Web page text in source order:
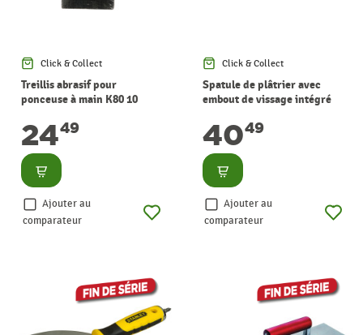
Click & Collect
Treillis abrasif pour
ponceuse à main K80 10
2449
Consulter
Ajouter au
comparateur
Click & Collect
Spatule de plâtrier avec
embout de vissage intégré
4049
Consulter
Ajouter au
comparateur